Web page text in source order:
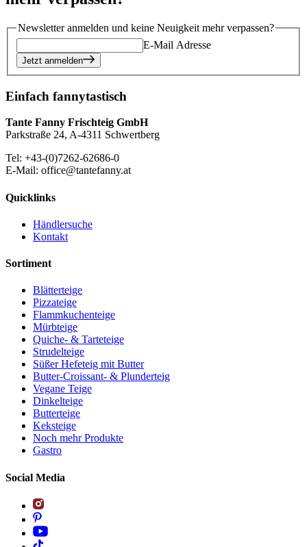
Newsletter anmelden und keine Neuigkeit mehr verpassen?
E-Mail Adresse
Jetzt anmelden
Einfach fannytastisch
Tante Fanny Frischteig GmbH
Parkstraße 24, A-4311 Schwertberg
Tel: +43-(0)7262-62686-0
E-Mail: office@tantefanny.at
Quicklinks
Händlersuche
Kontakt
Sortiment
Blätterteige
Pizzateige
Flammkuchenteige
Mürbteige
Quiche- & Tarteteige
Strudelteige
Süßer Hefeteig mit Butter
Butter-Croissant- & Plunderteig
Vegane Teige
Dinkelteige
Butterteige
Keksteige
Noch mehr Produkte
Gastro
Social Media